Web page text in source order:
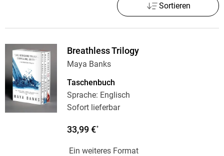
Sortieren
Breathless Trilogy
Maya Banks
Taschenbuch
Sprache: Englisch
Sofort lieferbar
33,99 €*
Ein weiteres Format